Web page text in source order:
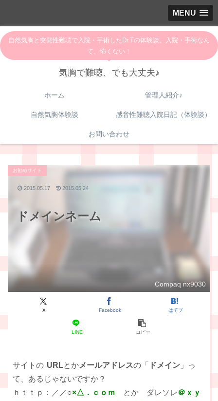
MENU
自然気胸と突発性難聴で入院・手術したDr.Tの体験談。入院・手術なん
て、怖くない！
気胸で難聴、でも大丈夫♪
ホーム 管理人紹介♪
自然気胸体験談 感音性難聴入院日記（体験談）
お問い合わせ
ドメインネーム
お勧めサイト
Compaq nx9030
X Facebook はてブ
LINE コピー
2015.05.17 2015.05.24
サイトの URLとかメールアドレスの「 ドメイン 」っ
て、あるじゃないですか？
ｈｔｔｐ：／／○×△．ｃｏｍ とか ダレソレ ＠ｘｙ